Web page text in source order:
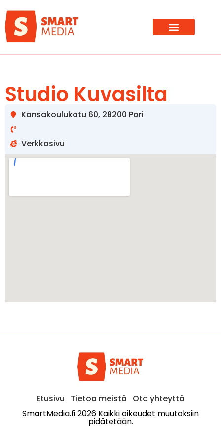
Studio Kuvasilta
Kansakoulukatu 60, 28200 Pori
Verkkosivu
Etusivu Tietoa meistä
Ota yhteyttä
SmartMedia.fi 2026 Kaikki oikeudet muutoksiin
pidätetään.​